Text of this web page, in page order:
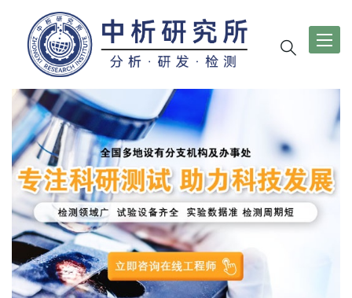
导
航